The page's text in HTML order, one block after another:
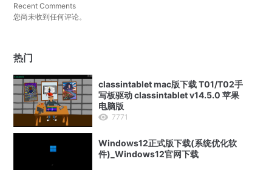
Recent Comments
您尚未收到任何评论。
热门
classintablet mac版下载 T01/T02手
写板驱动 classintablet v14.5.0 苹果
电脑版
7771
Windows12正式版下载(系统优化软
件)_Windows12官网下载